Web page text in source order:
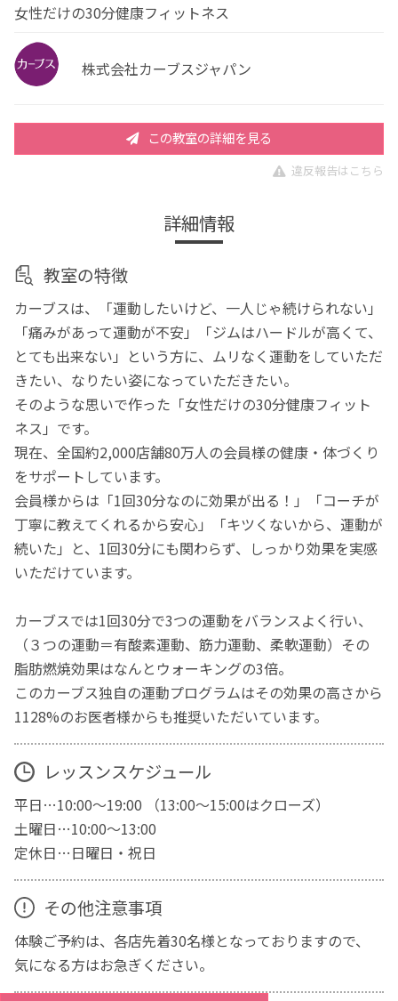
女性だけの30分健康フィットネス
株式会社カーブスジャパン
この教室の詳細を見る
違反報告はこちら
詳細情報
教室の特徴
カーブスは、「運動したいけど、一人じゃ続けられない」
「痛みがあって運動が不安」「ジムはハードルが高くて、
とても出来ない」という方に、ムリなく運動をしていただ
きたい、なりたい姿になっていただきたい。
そのような思いで作った「女性だけの30分健康フィット
ネス」です。
現在、全国約2,000店舗80万人の会員様の健康・体づくり
をサポートしています。
会員様からは「1回30分なのに効果が出る！」「コーチが
丁寧に教えてくれるから安心」「キツくないから、運動が
続いた」と、1回30分にも関わらず、しっかり効果を実感
いただけています。
カーブスでは1回30分で3つの運動をバランスよく行い、
（３つの運動＝有酸素運動、筋力運動、柔軟運動）その
脂肪燃焼効果はなんとウォーキングの3倍。
このカーブス独自の運動プログラムはその効果の高さから
1128%のお医者様からも推奨いただいています。
レッスンスケジュール
平日…10:00～19:00 （13:00～15:00はクローズ）
土曜日…10:00～13:00
定休日…日曜日・祝日
その他注意事項
体験ご予約は、各店先着30名様となっておりますので、
気になる方はお急ぎください。